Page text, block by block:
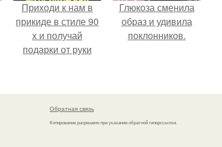
Приходи к нам в
прикиде в стиле 90
х и получай
подарки от руки
Глюкоза сменила
образ и удивила
поклонников.
Обратная связь
Копирование разрешено при указании обратной гиперссылки.